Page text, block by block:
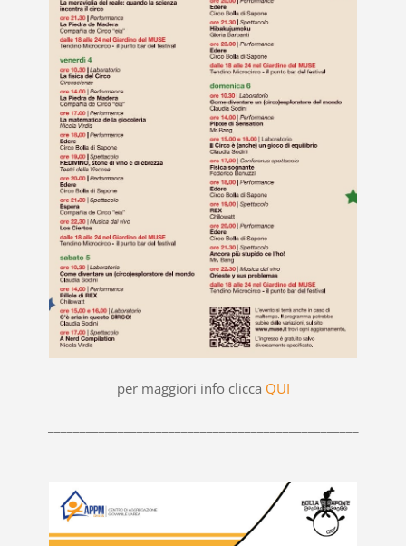
per maggiori info clicca QUI